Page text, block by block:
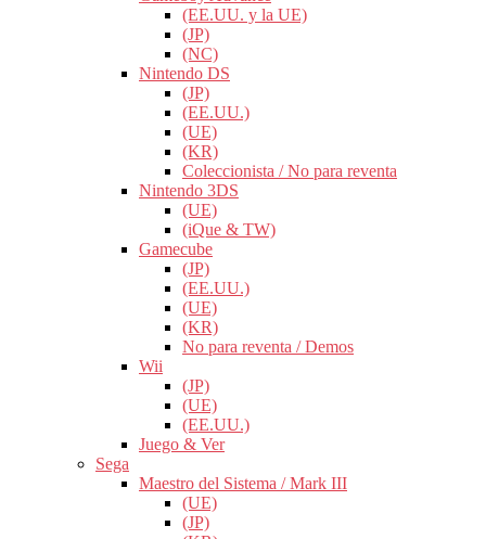
(EE.UU. y la UE)
(JP)
(NC)
Nintendo DS
(JP)
(EE.UU.)
(UE)
(KR)
Coleccionista / No para reventa
Nintendo 3DS
(UE)
(iQue & TW)
Gamecube
(JP)
(EE.UU.)
(UE)
(KR)
No para reventa / Demos
Wii
(JP)
(UE)
(EE.UU.)
Juego & Ver
Sega
Maestro del Sistema / Mark III
(UE)
(JP)